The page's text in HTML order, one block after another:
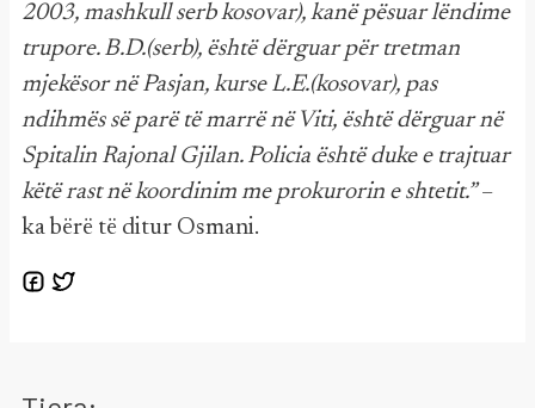
2003, mashkull serb kosovar), kanë pësuar lëndime
trupore. B.D.(serb), është dërguar për tretman
mjekësor në Pasjan, kurse L.E.(kosovar), pas
ndihmës së parë të marrë në Viti, është dërguar në
Spitalin Rajonal Gjilan. Policia është duke e trajtuar
këtë rast në koordinim me prokurorin e shtetit.”–
ka bërë të ditur Osmani.